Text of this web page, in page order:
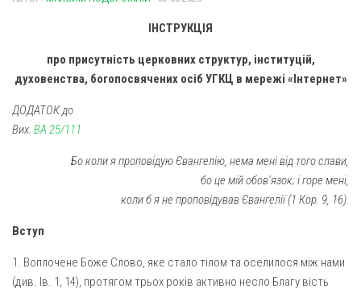
Покрови Пресвятої Богородиці (с. Вільча)
Преображенська парафія (м. Лозова)
Парафія Різдва Пресвятої Богородиці м. Берестин
Пресвятої Трійці (м. Полтава)
Свято-Юріївська парафія (м. Полтава)
Архистратига Михаїла (с. Пригарівка)
Молитви
Рух pro-life
ІНСТРУКЦІЯ
про присутність церковних структур, інституцій,
духовенства, богопосвячених осіб УГКЦ в мережі «Інтернет»
ДОДАТОК до
Вих. ВА 25/111
Бо коли я проповідую Євангелію, нема мені від того слави,
бо це мій обов’язок; і горе мені,
коли б я не проповідував Євангелії (1 Кор. 9, 16).
Вступ
1. Воплочене Боже Слово, яке стало тілом та оселилося між нами
(див. Ів. 1, 14), протягом трьох років активно несло Благу вість